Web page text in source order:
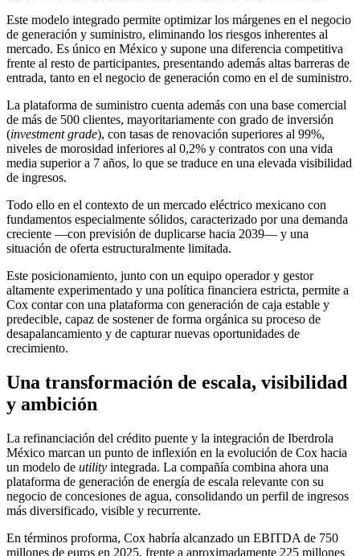
Este modelo integrado permite optimizar los márgenes en el negocio
de generación y suministro, eliminando los riesgos inherentes al
mercado. Es único en México y supone una diferencia competitiva
frente al resto de participantes, presentando además altas barreras de
entrada, tanto en el negocio de generación como en el de suministro.
La plataforma de suministro cuenta además con una base comercial
de más de 500 clientes, mayoritariamente con grado de inversión
(investment grade), con tasas de renovación superiores al 99%,
niveles de morosidad inferiores al 0,2% y contratos con una vida
media superior a 7 años, lo que se traduce en una elevada visibilidad
de ingresos.
Todo ello en el contexto de un mercado eléctrico mexicano con
fundamentos especialmente sólidos, caracterizado por una demanda
creciente —con previsión de duplicarse hacia 2039— y una
situación de oferta estructuralmente limitada.
Este posicionamiento, junto con un equipo operador y gestor
altamente experimentado y una política financiera estricta, permite a
Cox contar con una plataforma con generación de caja estable y
predecible, capaz de sostener de forma orgánica su proceso de
desapalancamiento y de capturar nuevas oportunidades de
crecimiento.
Una transformación de escala, visibilidad
y ambición
La refinanciación del crédito puente y la integración de Iberdrola
México marcan un punto de inflexión en la evolución de Cox hacia
un modelo de utility integrada. La compañía combina ahora una
plataforma de generación de energía de escala relevante con su
negocio de concesiones de agua, consolidando un perfil de ingresos
más diversificado, visible y recurrente.
En términos proforma, Cox habría alcanzado un EBITDA de 750
millones de euros en 2025, frente a aproximadamente 225 millones